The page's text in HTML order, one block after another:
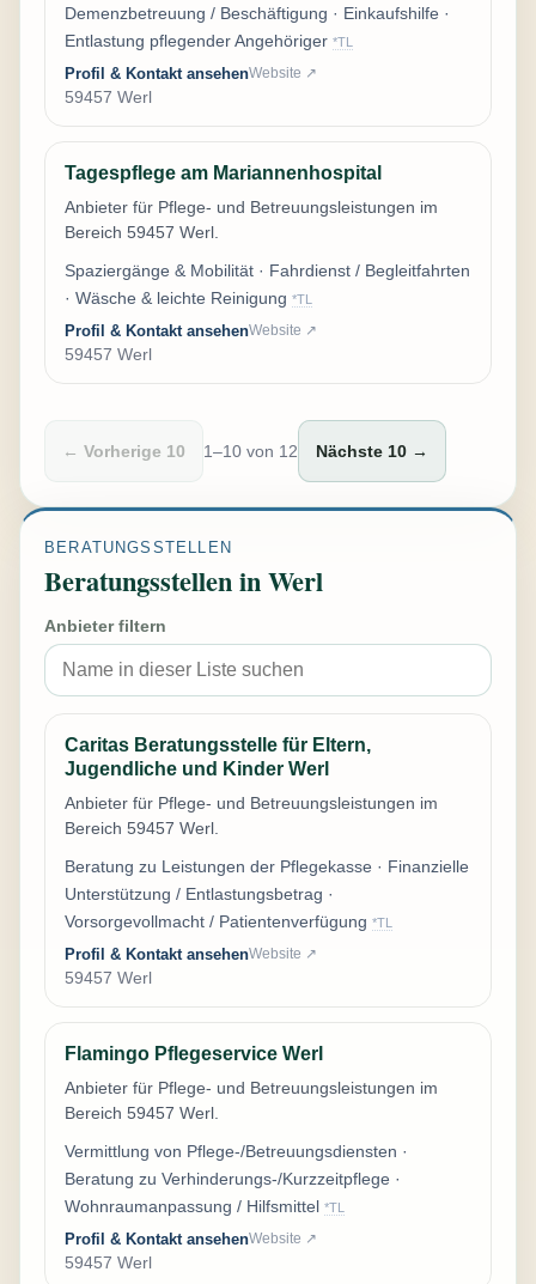
Demenzbetreuung / Beschäftigung · Einkaufshilfe ·
Entlastung pflegender Angehöriger *TL
Profil & Kontakt ansehenWebsite ↗
59457 Werl
Tagespflege am Mariannenhospital
Anbieter für Pflege- und Betreuungsleistungen im
Bereich 59457 Werl.
Spaziergänge & Mobilität · Fahrdienst / Begleitfahrten
· Wäsche & leichte Reinigung *TL
Profil & Kontakt ansehenWebsite ↗
59457 Werl
← Vorherige 10 1–10 von 12 Nächste 10 →
BERATUNGSSTELLEN
Beratungsstellen in Werl
Anbieter filtern
Caritas Beratungsstelle für Eltern,
Jugendliche und Kinder Werl
Anbieter für Pflege- und Betreuungsleistungen im
Bereich 59457 Werl.
Beratung zu Leistungen der Pflegekasse · Finanzielle
Unterstützung / Entlastungsbetrag ·
Vorsorgevollmacht / Patientenverfügung *TL
Profil & Kontakt ansehenWebsite ↗
59457 Werl
Flamingo Pflegeservice Werl
Anbieter für Pflege- und Betreuungsleistungen im
Bereich 59457 Werl.
Vermittlung von Pflege-/Betreuungsdiensten ·
Beratung zu Verhinderungs-/Kurzzeitpflege ·
Wohnraumanpassung / Hilfsmittel *TL
Profil & Kontakt ansehenWebsite ↗
59457 Werl